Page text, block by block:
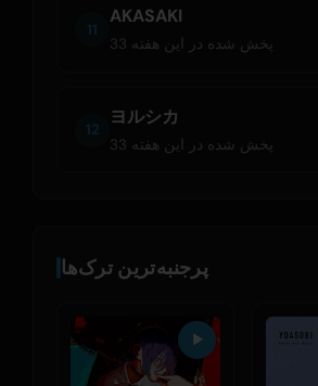
11
AKASAKI
33 پخش شده در این هفته
12
ヨルシカ
33 پخش شده در این هفته
پرجنبه‌ترین ترک‌ها